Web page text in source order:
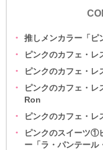
推しメンカラー「ピ
ピンクのカフェ・
ピンクのカフェ・
ピンクのカフェ・
Ron
ピンクのカフェ・
ピンクのスイーツ①
ー「ラ・パンテール